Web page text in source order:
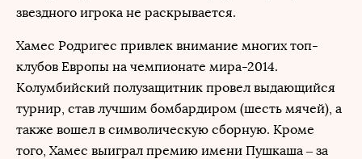
звездного игрока не раскрывается.
Хамес Родригес привлек внимание многих топ-
клубов Европы на чемпионате мира-2014.
Колумбийский полузащитник провел выдающийся
турнир, став лучшим бомбардиром (шесть мячей), а
также вошел в символическую сборную. Кроме
того, Хамес выиграл премию имени Пушкаша – за